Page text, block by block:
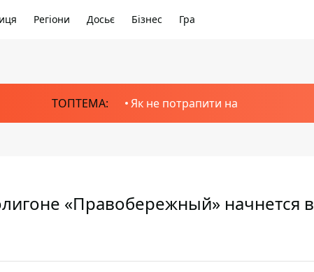
Регіони Досьє Бізнес Гра
ТОПТЕМА: Як не потрапити на
«Правобережный» начнется в